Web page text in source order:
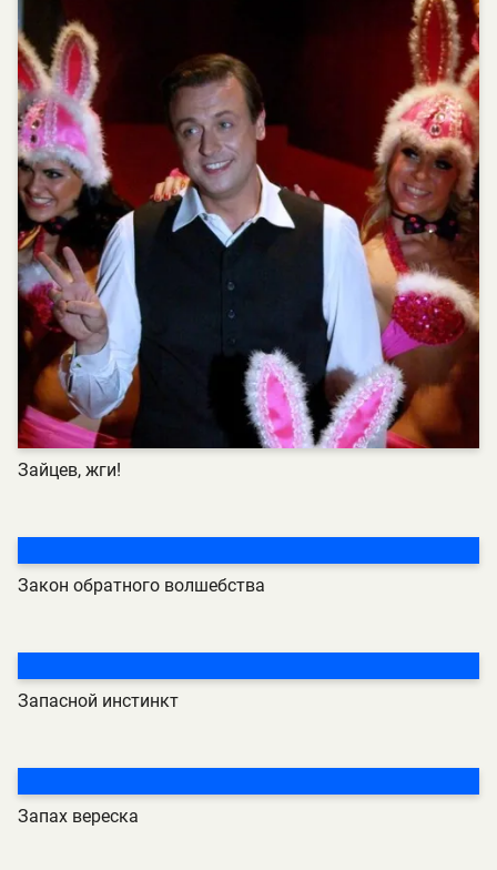
Зайцев, жги!
Закон обратного волшебства
Запасной инстинкт
Запах вереска